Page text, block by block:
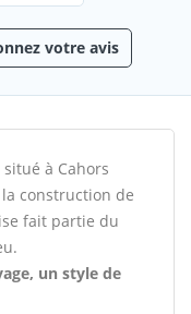
votre avis
à Cahors
construction de
fait partie du
un style de